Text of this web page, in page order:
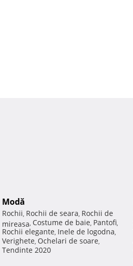
Modă
Rochii, Rochii de seara, Rochii de
mireasa, Costume de baie, Pantofi,
Rochii elegante, Inele de logodna,
Verighete, Ochelari de soare,
Tendinte 2020